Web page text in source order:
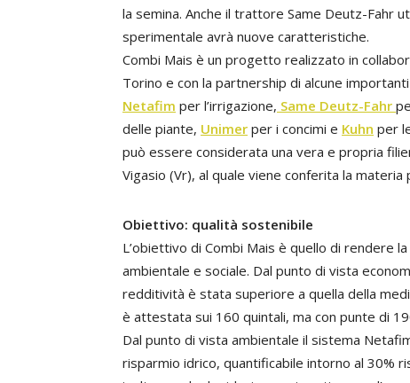
la semina. Anche il trattore Same Deutz-Fahr
sperimentale avrà nuove caratteristiche.
Combi Mais è un progetto realizzato in
Torino e con la partnership di alcune
Netafim per l’irrigazione, Same Deutz-Fahr
delle piante, Unimer per i concimi e Kuhn per
può essere considerata una vera e propria
Vigasio (Vr), al quale viene conferita la
Obiettivo: qualità sostenibile
L’obiettivo di Combi Mais è quello di rendere
ambientale e sociale. Dal punto di vista
redditività è stata superiore a quella della
è attestata sui 160 quintali, ma con punte di
Dal punto di vista ambientale il sistema
risparmio idrico, quantificabile intorno al 30%